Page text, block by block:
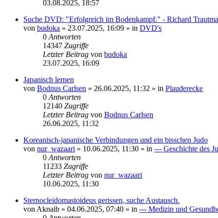
03.08.2025, 18:57
Suche DVD: "Erfolgreich im Bodenkampf." - Richard
von budoka » 23.07.2025, 16:09 » in DVD's
0 Antworten
14347 Zugriffe
Letzter Beitrag von budoka
23.07.2025, 16:09
Japanisch lernen
von Bodnus Carlsen » 26.06.2025, 11:32 » in Plauderecke
0 Antworten
12140 Zugriffe
Letzter Beitrag von Bodnus Carlsen
26.06.2025, 11:32
Koreanisch-japanische Verbindungen und ein bisschen Judo
von nur_wazaari » 10.06.2025, 11:30 » in --- Geschichte des
0 Antworten
11233 Zugriffe
Letzter Beitrag von nur_wazaari
10.06.2025, 11:30
Sternocleidomastoideus gerissen, suche Austausch.
von Aknaib » 04.06.2025, 07:40 » in --- Medizin und